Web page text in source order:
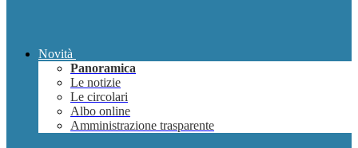
Novità
Panoramica
Le notizie
Le circolari
Albo online
Amministrazione trasparente